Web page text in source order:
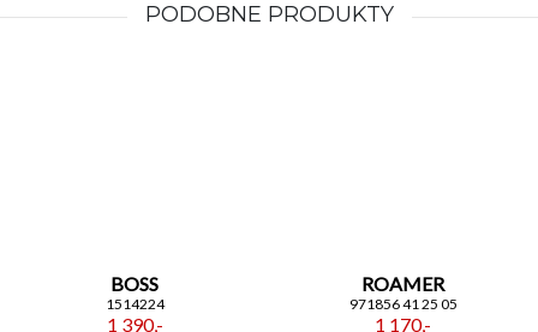
PODOBNE PRODUKTY
BOSS
1514224
1 390,-
ROAMER
971856 41 25 05
1 170,-